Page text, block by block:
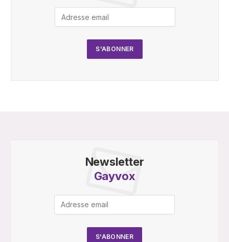
Newsletter
Gayvox